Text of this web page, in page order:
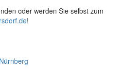
oder werden Sie selbst zum
!